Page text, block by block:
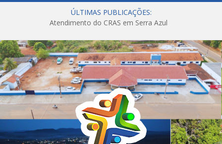
ÚLTIMAS PUBLICAÇÕES:
Atendimento do CRAS em Serra Azul